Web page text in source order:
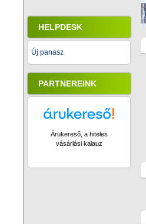
HELPDESK
Új panasz
PARTNEREINK
Árukereső, a hiteles
vásárlási kalauz